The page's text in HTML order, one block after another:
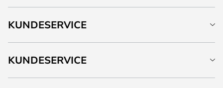
KUNDESERVICE
KUNDESERVICE